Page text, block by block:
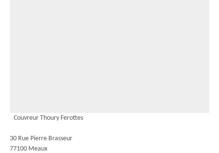
Couvreur Thoury Ferottes
30 Rue Pierre Brasseur
77100 Meaux